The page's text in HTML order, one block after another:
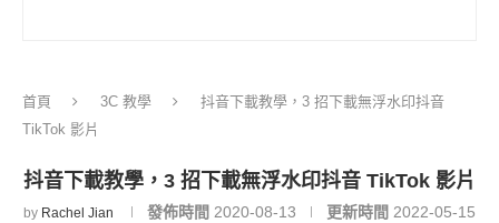
首頁 3C 教學
抖音下載教學，3 招下載無浮水印抖音
TikTok 影片
抖音下載教學，3 招下載無浮水印抖音 TikTok 影片
by Rachel Jian 發佈時間 2020-08-13 更新時間 2022-05-15